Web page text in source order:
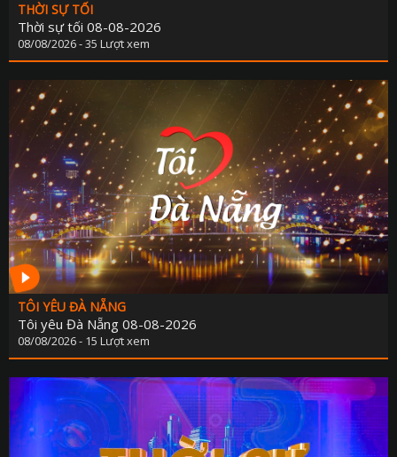
THỜI SỰ TỐI
Thời sự tối 08-08-2026
08/08/2026 - 35 Lượt xem
TÔI YÊU ĐÀ NẴNG
Tôi yêu Đà Nẵng 08-08-2026
08/08/2026 - 15 Lượt xem